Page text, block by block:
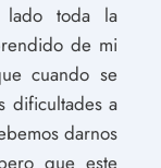
toda la
de mi
cuando se
dificultades a
darnos
que este